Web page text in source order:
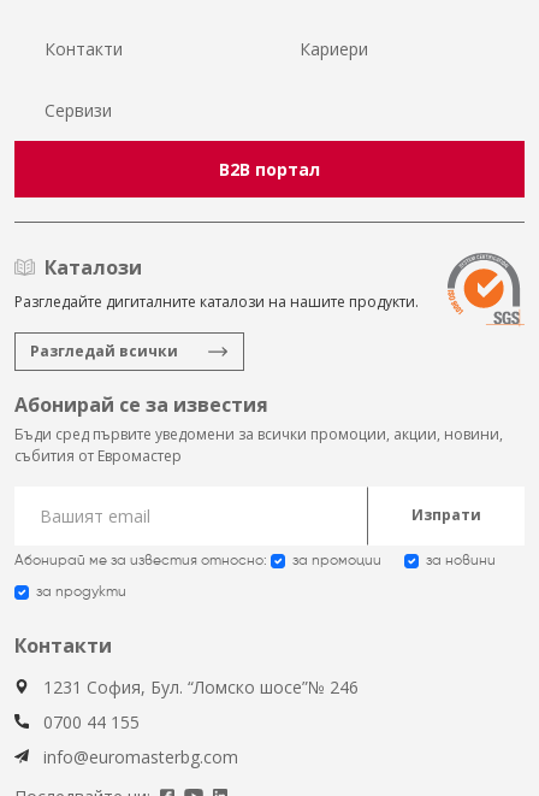
Контакти Кариери
Сервизи
B2B портал
Каталози
Разгледайте дигиталните каталози на нашите продукти.
Разгледай всички
Абонирай се за известия
Бъди сред първите уведомени за всички промоции, акции, новини,
събития от Евромастер
Изпрати
Абонирай ме за известия относно: за промоции за новини
за продукти
Контакти
1231 София, Бул. “Ломско шосе”№ 246
0700 44 155
info@euromasterbg.com